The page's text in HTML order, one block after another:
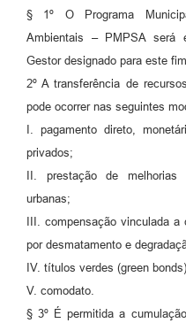
§ 1º O Programa
Ambientais – PMPSA será
Gestor designado para este
2º A transferência de
pode ocorrer nas seguintes
I. pagamento direto,
privados;
II. prestação de
urbanas;
III. compensação vinculada
por desmatamento e
IV. títulos verdes (green
V. comodato.
§ 3º É permitida a